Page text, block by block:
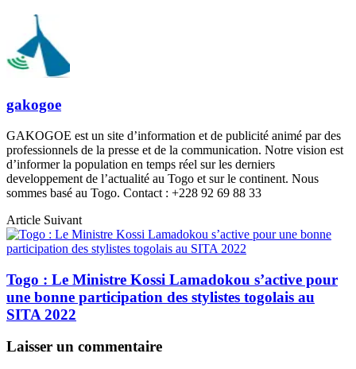
gakogoe
GAKOGOE est un site d’information et de publicité animé par des
professionnels de la presse et de la communication. Notre vision est
d’informer la population en temps réel sur les derniers
developpement de l’actualité au Togo et sur le continent. Nous
sommes basé au Togo. Contact : +228 92 69 88 33
Article Suivant
Togo : Le Ministre Kossi Lamadokou s’active pour
une bonne participation des stylistes togolais au
SITA 2022
Laisser un commentaire